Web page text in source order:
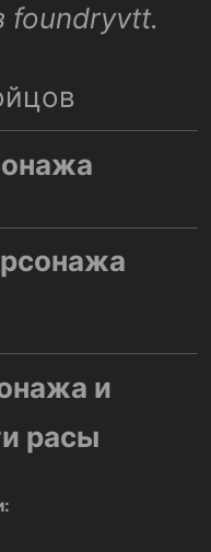
foundryvtt.
и
расы